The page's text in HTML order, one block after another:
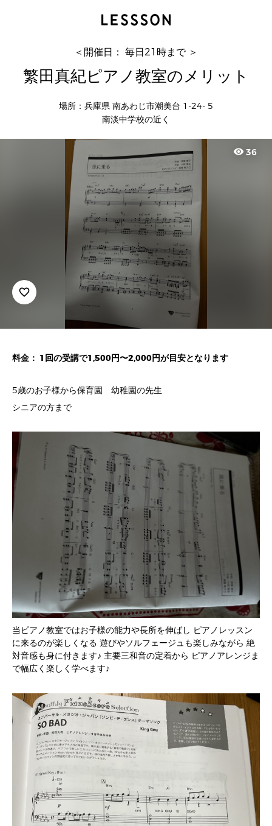
繁田真紀ピアノ教室のメリット
＜開催日： 毎日21時まで ＞
繁田真紀ピアノ教室のメリット
場所：兵庫県 南あわじ市潮美台 1-24- 5
南淡中学校の近く
visibility 36
favorite_border
料金： 1回の受講で1,500円〜2,000円が目安となります
5歳のお子様から保育園 幼稚園の先生
シニアの方まで
当ピアノ教室ではお子様の能力や長所を伸ばし ピアノレッスン
に来るのが楽しくなる 遊びやソルフェージュも楽しみながら 絶
対音感も身に付きます♪ 主要三和音の定着から ピアノアレンジま
で幅広く楽しく学べます♪